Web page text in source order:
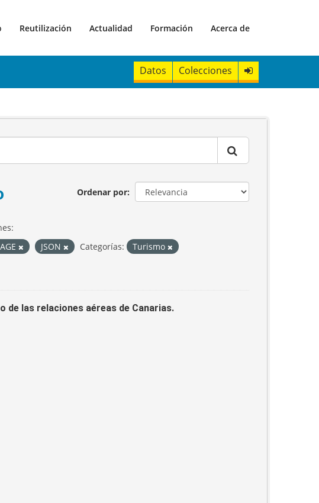
Reutilización Actualidad Formación Acerca de
Datos Colecciones
Ordenar por
JSON Categorías:
Turismo
las relaciones aéreas de Canarias.